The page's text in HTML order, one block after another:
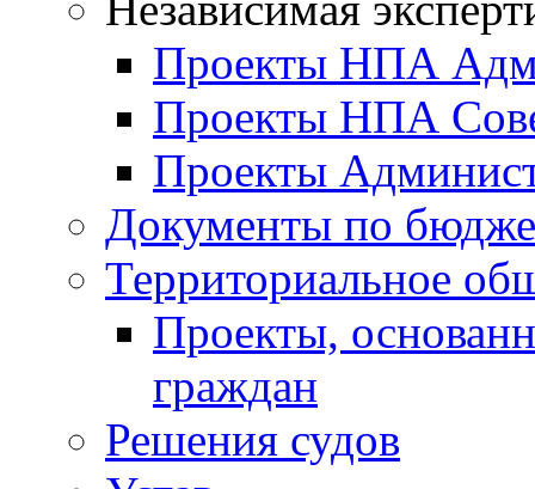
Проекты НПА
Проекты НПА
Проекты
Документы по
Территориальное
Проекты,
граждан
Решения судов